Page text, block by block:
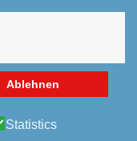
Ablehnen
Statistics